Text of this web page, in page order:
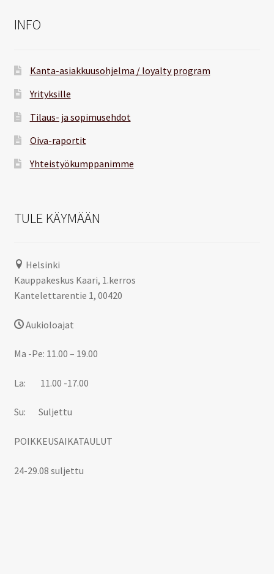
INFO
Kanta-asiakkuusohjelma / loyalty program
Yrityksille
Tilaus- ja sopimusehdot
Oiva-raportit
Yhteistyökumppanimme
TULE KÄYMÄÄN
Helsinki
Kauppakeskus Kaari, 1.kerros
Kantelettarentie 1, 00420
Aukioloajat
Ma -Pe: 11.00 – 19.00
La: 11.00 -17.00
Su: Suljettu
POIKKEUSAIKATAULUT
24-29.08 suljettu